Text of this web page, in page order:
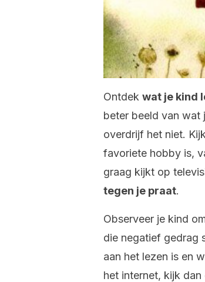
Ontdek wat je kind
beter beeld van wat
overdrijf het niet.
favoriete hobby is,
graag kijkt op
tegen je praat.
Observeer je kind
die negatief gedrag
aan het lezen is en
het internet, kijk